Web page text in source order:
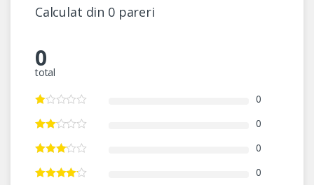
Calculat din 0 pareri
0
total
0
0
0
0